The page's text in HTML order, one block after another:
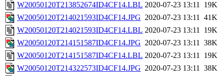
W20050120T213852674ID4CF14.LBL 2020-07-23 13:11 19K
W20050120T214021593ID4CF14.JPG 2020-07-23 13:11 41K
W20050120T214021593ID4CF14.LBL 2020-07-23 13:11 19K
W20050120T214151587ID4CF14.JPG 2020-07-23 13:11 38K
W20050120T214151587ID4CF14.LBL 2020-07-23 13:11 19K
W20050120T214322573ID4CF14.JPG 2020-07-23 13:11 38K